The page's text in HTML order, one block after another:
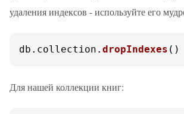
удаления индексов - используйте его
db. collection . dropIndexes ()
Для нашей коллекции книг: